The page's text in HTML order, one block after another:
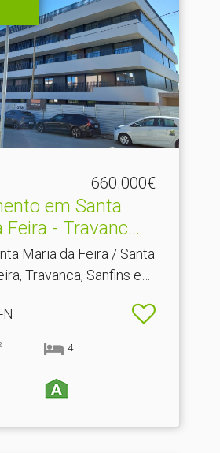
660.000€
em Santa
Feira - Travanc.​..
Maria da Feira / Santa
Travanca, Sanfins e
4